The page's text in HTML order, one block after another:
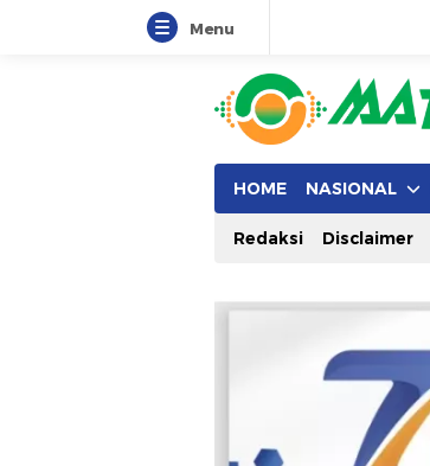
Menu
HOME NASIONAL
Redaksi Disclaimer